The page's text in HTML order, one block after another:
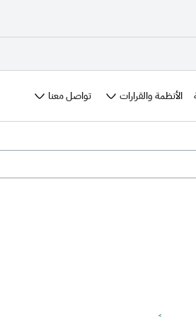
الأنظمة والقرارات تواصل معنا